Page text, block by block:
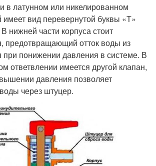
в латунном или никелированном
имеет вид перевернутой буквы «Т»
нижней части корпуса стоит
предотвращающий отток воды из
при понижении давления в системе. В
ответвлении имеется другой клапан,
давления позволяет
через штуцер.